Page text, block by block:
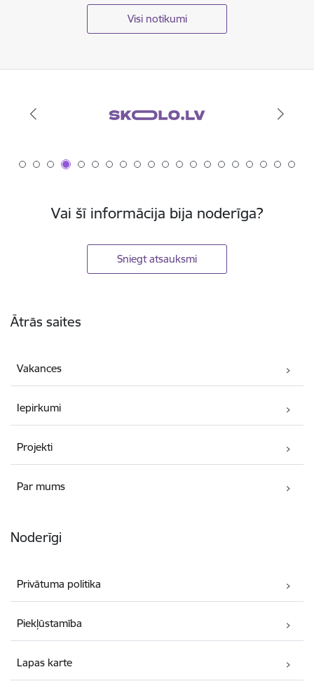
Visi notikumi
Vai šī informācija bija noderīga?
Sniegt atsauksmi
Ātrās saites
Vakances
Iepirkumi
Projekti
Par mums
Noderīgi
Privātuma politika
Piekļūstamība
Lapas karte